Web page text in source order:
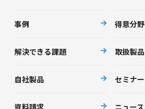
事例 得意分野
解決できる課題 取扱製品
自社製品 セミナー